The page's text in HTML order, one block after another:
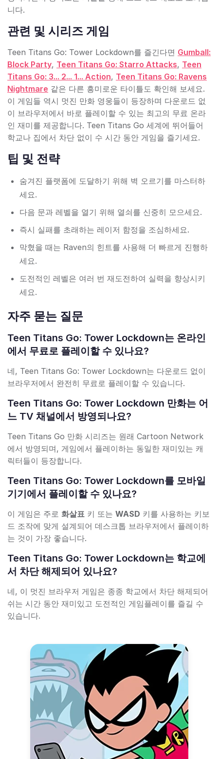
니다.
관련 및 시리즈 게임
Teen Titans Go: Tower Lockdown를 즐긴다면 Gumball:
Block Party, Teen Titans Go: Starro Attacks, Teen
Titans Go: 3... 2... 1... Action, Teen Titans Go: Ravens
Nightmare 같은 다른 흥미로운 타이틀도 확인해 보세요.
이 게임들 역시 멋진 만화 영웅들이 등장하며 다운로드 없
이 브라우저에서 바로 플레이할 수 있는 최고의 무료 온라
인 재미를 제공합니다. Teen Titans Go 세계에 뛰어들어
학교나 집에서 차단 없이 수 시간 동안 게임을 즐기세요.
팁 및 전략
숨겨진 플랫폼에 도달하기 위해 벽 오르기를 마스터하
세요.
다음 문과 레벨을 열기 위해 열쇠를 신중히 모으세요.
즉시 실패를 초래하는 레이저 함정을 조심하세요.
막혔을 때는 Raven의 힌트를 사용해 더 빠르게 진행하
세요.
도전적인 레벨은 여러 번 재도전하여 실력을 향상시키
세요.
자주 묻는 질문
Teen Titans Go: Tower Lockdown는 온라인
에서 무료로 플레이할 수 있나요?
네, Teen Titans Go: Tower Lockdown는 다운로드 없이
브라우저에서 완전히 무료로 플레이할 수 있습니다.
Teen Titans Go: Tower Lockdown 만화는 어
느 TV 채널에서 방영되나요?
Teen Titans Go 만화 시리즈는 원래 Cartoon Network
에서 방영되며, 게임에서 플레이하는 동일한 재미있는 캐
릭터들이 등장합니다.
Teen Titans Go: Tower Lockdown를 모바일
기기에서 플레이할 수 있나요?
이 게임은 주로 화살표 키 또는 WASD 키를 사용하는 키보
드 조작에 맞게 설계되어 데스크톱 브라우저에서 플레이하
는 것이 가장 좋습니다.
Teen Titans Go: Tower Lockdown는 학교에
서 차단 해제되어 있나요?
네, 이 멋진 브라우저 게임은 종종 학교에서 차단 해제되어
쉬는 시간 동안 재미있고 도전적인 게임플레이를 즐길 수
있습니다.